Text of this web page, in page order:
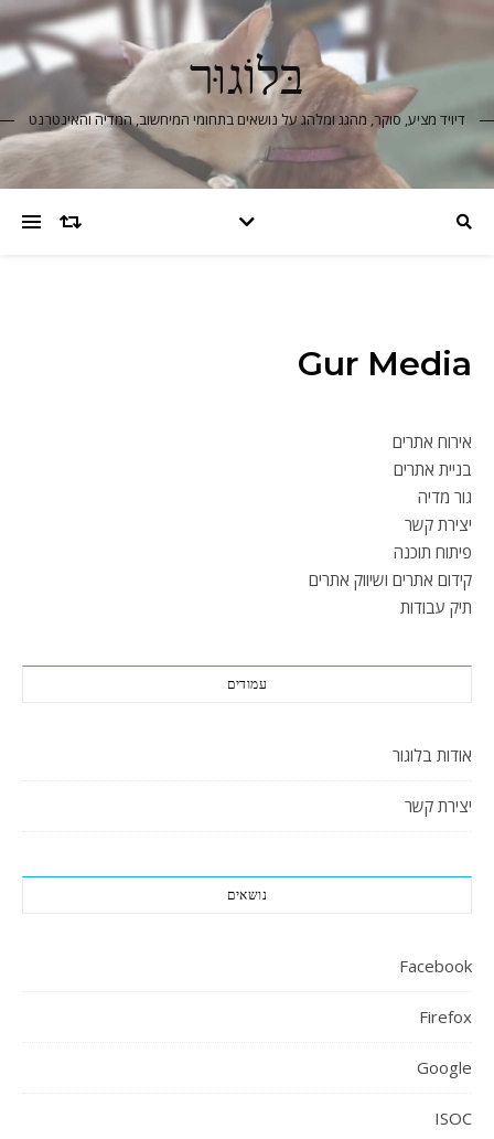
בּלוֹגוּר
דיויד מציע, סוקר, מהגג ומלהג על נושאים בתחומי המיחשוב, המדיה והאינטרנט
Gur Media
אירוח אתרים
בניית אתרים
גור מדיה
יצירת קשר
פיתוח תוכנה
קידום אתרים ושיווק אתרים
תיק עבודות
עמודים
אודות בלוגור
יצירת קשר
נושאים
Facebook
Firefox
Google
ISOC